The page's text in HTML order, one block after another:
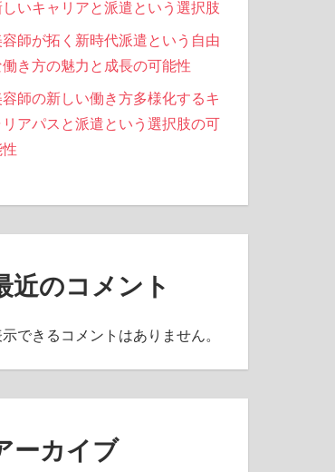
しいキャリアと派遣という選択肢
容師が拓く新時代派遣という自由
働き方の魅力と成長の可能性
容師の新しい働き方多様化するキ
リアパスと派遣という選択肢の可
近のコメント
できるコメントはありません。
ーカイブ